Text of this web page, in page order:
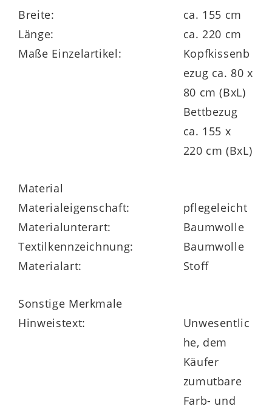
minimalistischer Eleganz bringt die
Bettwäsche in Weiß besonderes Flair ins
Schlafzimmer.
Breite:
ca. 155 cm
Länge:
ca. 220 cm
Maße Einzelartikel:
Kopfkissenb
ezug ca. 80 x
80 cm (BxL)
Bettbezug
ca. 155 x
220 cm (BxL)
Material
Materialeigenschaft:
pflegeleicht
Materialunterart:
Baumwolle
Textilkennzeichnung:
Baumwolle
Materialart:
Stoff
Sonstige Merkmale
Hinweistext:
Unwesentlic
he, dem
Käufer
zumutbare
Farb- und